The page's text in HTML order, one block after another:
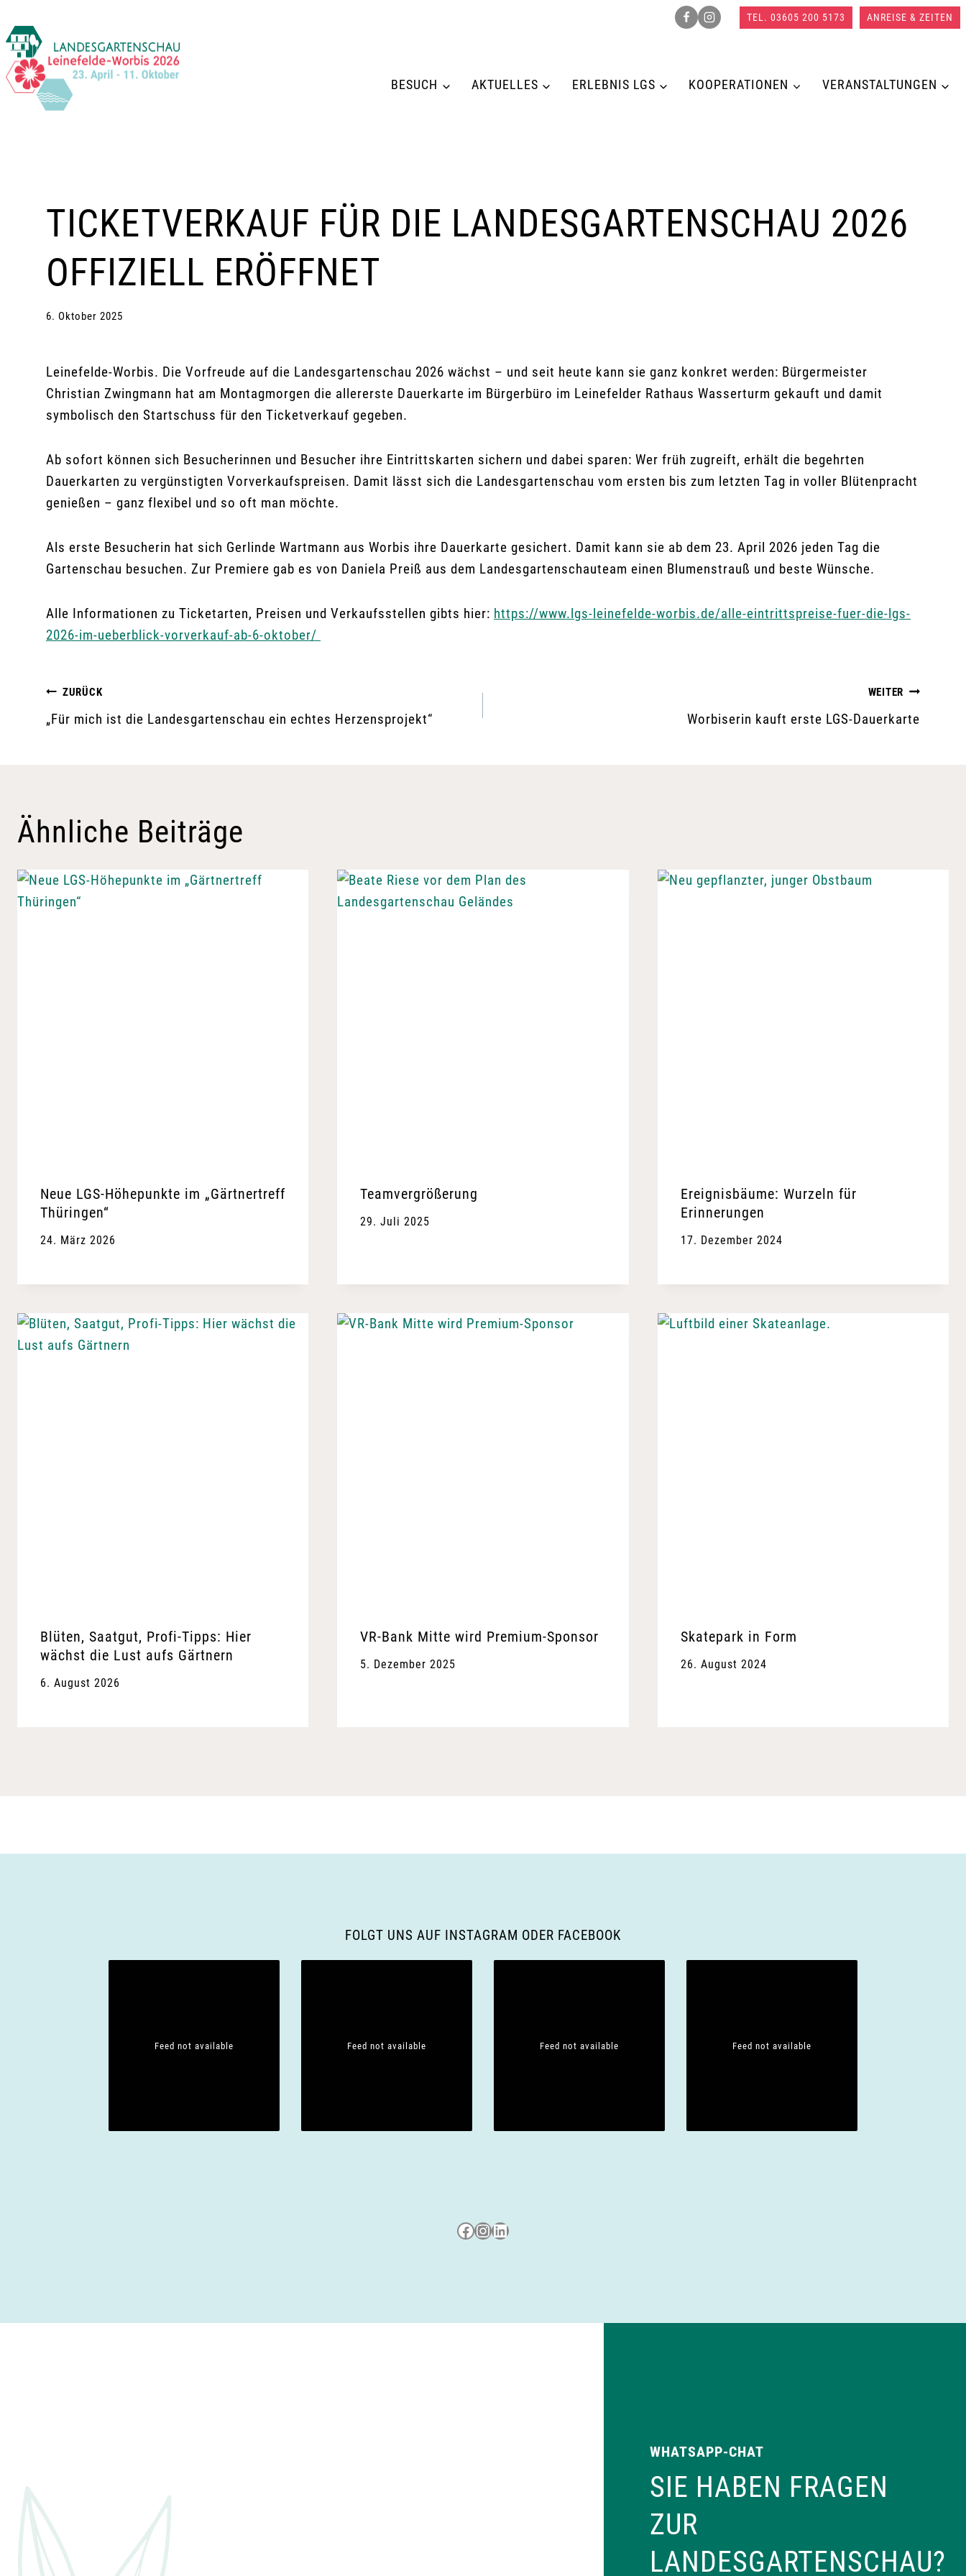
Inhalt
springen
TEL. 03605 200 5173 ANREISE & ZEITEN
BESUCH AKTUELLES ERLEBNIS LGS KOOPERATIONEN VERANSTALTUNGEN
TICKETVERKAUF FÜR DIE LANDESGARTENSCHAU 2026
OFFIZIELL ERÖFFNET
6. Oktober 2025
Leinefelde-Worbis. Die Vorfreude auf die Landesgartenschau 2026 wächst – und seit heute kann sie ganz konkret werden: Bürgermeister
Christian Zwingmann hat am Montagmorgen die allererste Dauerkarte im Bürgerbüro im Leinefelder Rathaus Wasserturm gekauft und damit
symbolisch den Startschuss für den Ticketverkauf gegeben.
Ab sofort können sich Besucherinnen und Besucher ihre Eintrittskarten sichern und dabei sparen: Wer früh zugreift, erhält die begehrten
Dauerkarten zu vergünstigten Vorverkaufspreisen. Damit lässt sich die Landesgartenschau vom ersten bis zum letzten Tag in voller Blütenpracht
genießen – ganz flexibel und so oft man möchte.
Als erste Besucherin hat sich Gerlinde Wartmann aus Worbis ihre Dauerkarte gesichert. Damit kann sie ab dem 23. April 2026 jeden Tag die
Gartenschau besuchen. Zur Premiere gab es von Daniela Preiß aus dem Landesgartenschauteam einen Blumenstrauß und beste Wünsche.
Alle Informationen zu Ticketarten, Preisen und Verkaufsstellen gibts hier: https://www.lgs-leinefelde-worbis.de/alle-eintrittspreise-fuer-die-lgs-
2026-im-ueberblick-vorverkauf-ab-6-oktober/
Beitragsnavigation
ZURÜCK
„Für mich ist die Landesgartenschau ein echtes Herzensprojekt“
WEITER
Worbiserin kauft erste LGS-Dauerkarte
Ähnliche Beiträge
Neue LGS-Höhepunkte im „Gärtnertreff
Thüringen“
24. März 2026
Teamvergrößerung
29. Juli 2025
Ereignisbäume: Wurzeln für
Erinnerungen
17. Dezember 2024
Blüten, Saatgut, Profi-Tipps: Hier
wächst die Lust aufs Gärtnern
6. August 2026
VR-Bank Mitte wird Premium-Sponsor
5. Dezember 2025
Skatepark in Form
26. August 2024
FOLGT UNS AUF INSTAGRAM ODER FACEBOOK
Feed not available Feed not available Feed not available Feed not available
Besuche uns auf Facebook
Besuche uns auf Instagram
LinkedIn
WHATSAPP-CHAT
SIE HABEN FRAGEN
ZUR
LANDESGARTENSCHAU?